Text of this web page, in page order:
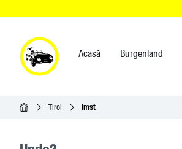
Acasă Burgenland
Acasă Tirol Imst